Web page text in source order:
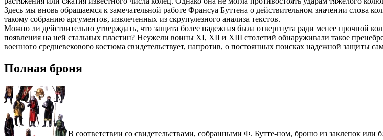
Здесь мы вновь обращаемся к замечательной работе Франсуа Буттена о действительном значении слова
такому собранию аргументов, извлеченных из скрупулезного анализа текстов.
Можно ли действительно утверждать, что защита более надежная была отвергнута ради менее прочной
появления на ней стальных пластин? Неужели воины XI, XII и XIII столетий обнаруживали такое
военного средневекового костюма свидетельствует, напротив, о постоянных поисках надежной защиты
Полная броня
В соответствии со свидетельствами, собранными Ф. Бутте-ном, броню из заклепок или